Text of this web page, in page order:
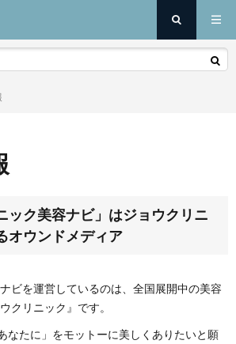
ック美容ナビ」はジョウクリニ
オウンドメディア
ビを運営しているのは、全国展開中の美容
クリニック』です。
なたに」をモットーに美しくありたいと願